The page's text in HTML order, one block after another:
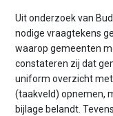
Uit onderzoek van
nodige vraagtekens
waarop gemeenten
constateren zij dat
uniform overzicht
(taakveld) opnemen,
bijlage belandt.